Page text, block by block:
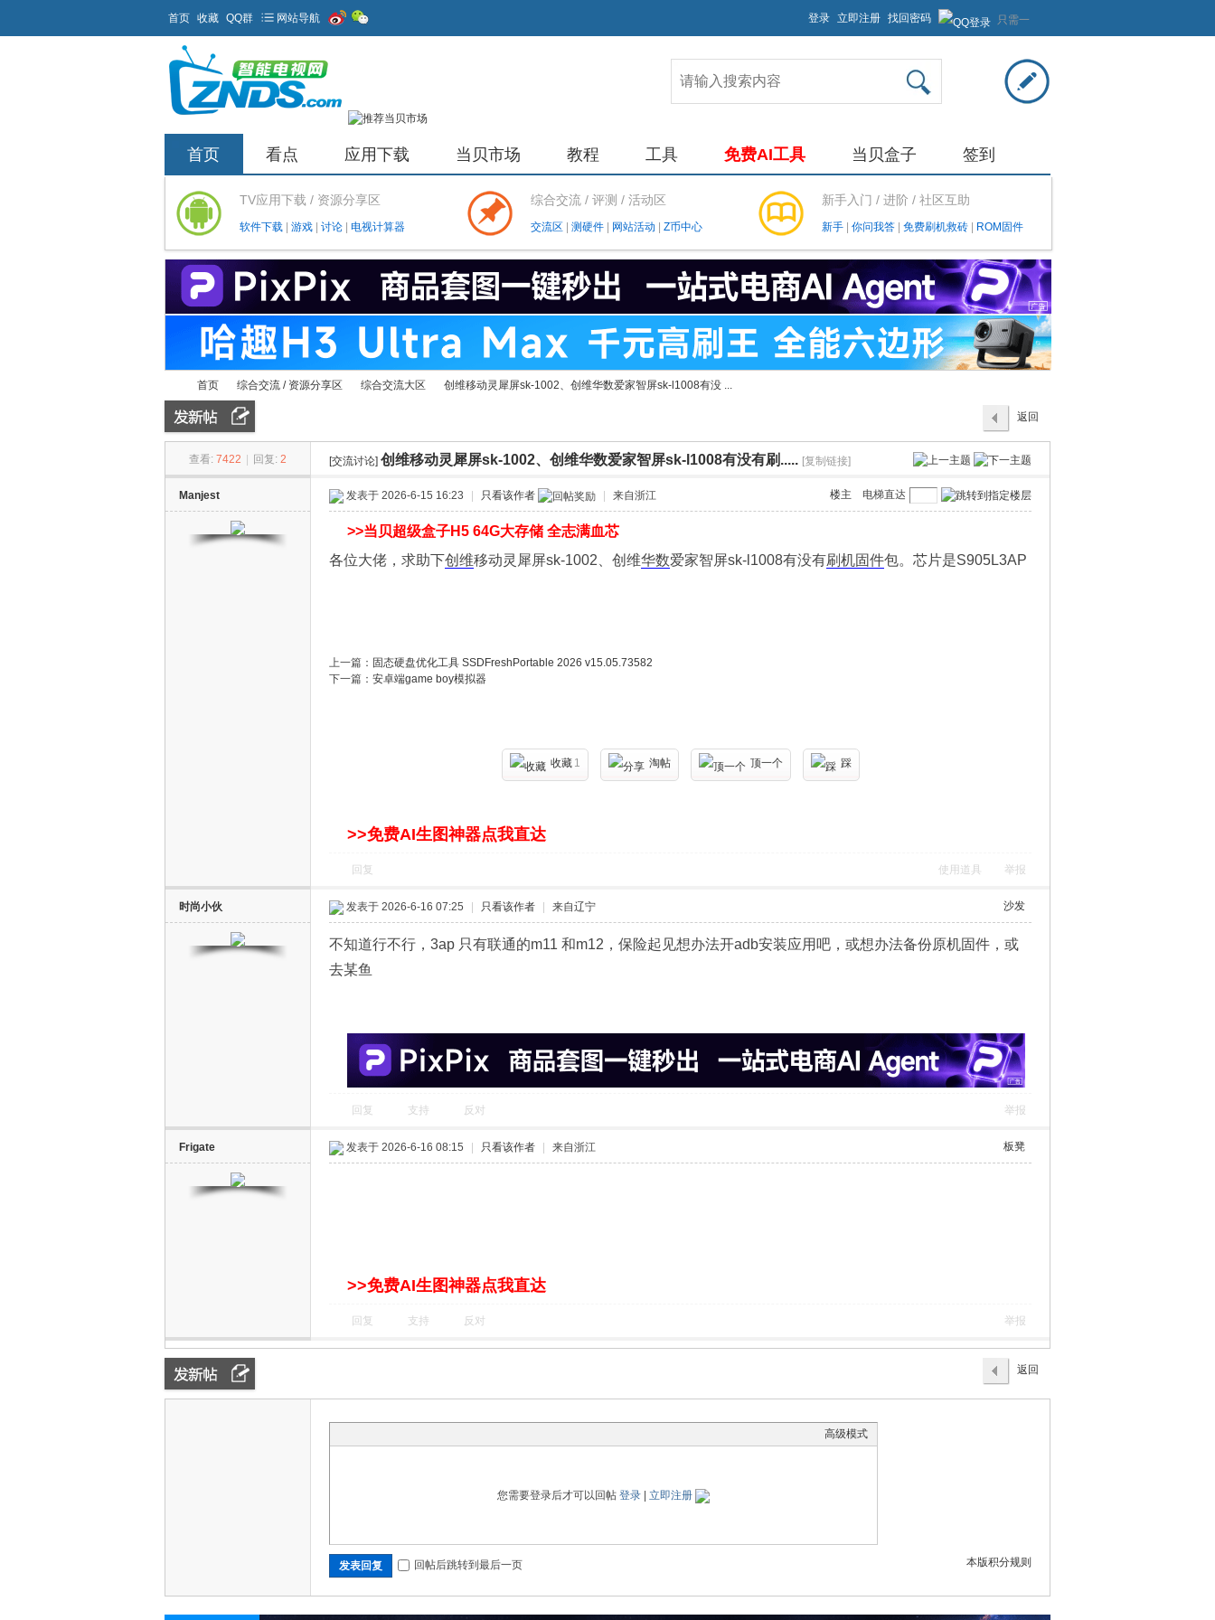
首页 收藏 QQ群 网站导航 只需一
步，快
速开始
登录 立即注册 找回密码
首页 看点 应用下载 当贝市场 教程 工具 免费AI工具 当贝盒子 签到
TV应用下载 / 资源分享区
软件下载 游戏 讨论 电视计算器
综合交流 / 评测 / 活动区
交流区 测硬件 网站活动 Z币中心
新手入门 / 进阶 / 社区互助
新手 你问我答 免费刷机救砖 ROM固件
电
首页
›
综合交流 / 资源分享区
›
综合交流大区
›
创维移动灵犀屏sk-1002、创维华数爱家智屏sk-l1008有没 ...
返回
列表
查看: 7422 回复: 2 [交流讨论] 创维移动灵犀屏sk-1002、创维华数爱家智屏sk-l1008有没有刷..... [复制链接]
Manjest 电梯直达
楼主
发表于 2026-6-15 16:23 只看该作者 来自浙江
>>当贝超级盒子H5 64G大存储 全志满血芯
各位大佬，求助下创维移动灵犀屏sk-1002、创维华数爱家智屏sk-l1008有没有刷机固件包。芯片是S905L3AP
上一篇： 固态硬盘优化工具 SSDFreshPortable 2026 v15.05.73582
下一篇： 安卓端game boy模拟器
收藏 1 淘帖 顶一个 踩
>>免费AI生图神器点我直达
回复 使用道具 举报
时尚小伙 沙发
发表于 2026-6-16 07:25 只看该作者 来自辽宁
不知道行不行，3ap 只有联通的m11 和m12，保险起见想办法开adb安装应用吧，或想办法备份原机固件，或
去某鱼
回复 支持 反对 举报
Frigate 板凳
发表于 2026-6-16 08:15 只看该作者 来自浙江
>>免费AI生图神器点我直达
回复 支持 反对 举报
返回
高级模式
您需要登录后才可以回帖 登录 立即注册
本版积分规则
发表回复 回帖后跳转到最后一页